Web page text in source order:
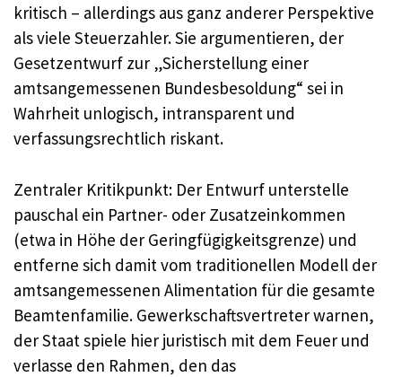
kritisch – allerdings aus ganz anderer Perspektive
als viele Steuerzahler. Sie argumentieren, der
Gesetzentwurf zur „Sicherstellung einer
amtsangemessenen Bundesbesoldung“ sei in
Wahrheit unlogisch, intransparent und
verfassungsrechtlich riskant.
Zentraler Kritikpunkt: Der Entwurf unterstelle
pauschal ein Partner- oder Zusatzeinkommen
(etwa in Höhe der Geringfügigkeitsgrenze) und
entferne sich damit vom traditionellen Modell der
amtsangemessenen Alimentation für die gesamte
Beamtenfamilie. Gewerkschaftsvertreter warnen,
der Staat spiele hier juristisch mit dem Feuer und
verlasse den Rahmen, den das